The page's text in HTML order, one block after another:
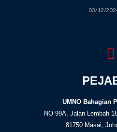
03/12/
UMNO Bahagian
NO 99A, Jalan Lembah
81750 Masai,